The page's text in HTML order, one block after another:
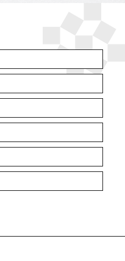
ン
グッズ・雑貨
・書籍
サービス
検索